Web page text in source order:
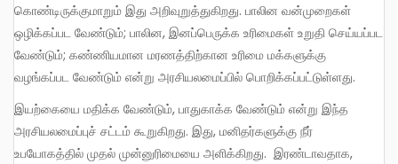
கொண்டிருக்குமாறும் இது அறிவுறுத்துகிறது. பாலின வன்முறைகள்
ஒழிக்கப்பட வேண்டும்; பாலின, இனப்பெருக்க உரிமைகள் உறுதி செய்யப்பட
வேண்டும்; கண்ணியமான மரணத்திற்கான உரிமை மக்களுக்கு
வழங்கப்பட வேண்டும் என்று அரசியலமைப்பில் பொறிக்கப்பட்டுள்ளது.
இயற்கையை மதிக்க வேண்டும், பாதுகாக்க வேண்டும் என்று இந்த
அரசியலமைப்புச் சட்டம் கூறுகிறது. இது, மனிதர்களுக்கு நீர்
உபயோகத்தில் முதல் முன்னுரிமையை அளிக்கிறது. இரண்டாவதாக,